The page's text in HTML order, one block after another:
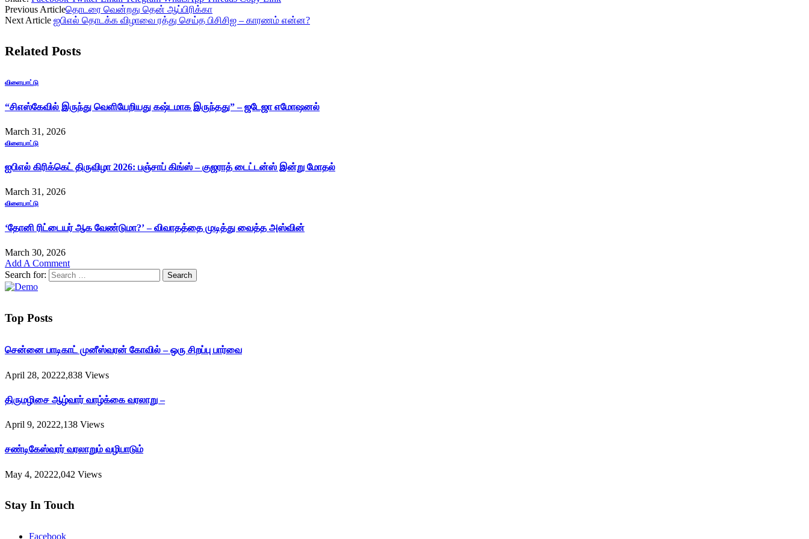
Previous Articleதொடரை வென்றது தென் ஆப்பிரிக்கா
Next Article ஐபிஎல் தொடக்க விழாவை ரத்து செய்த பிசிசிஐ – காரணம் என்ன?
Related Posts
விளையாட்டு
“சிஎஸ்கேவில் இருந்து வெளியேறியது கஷ்டமாக இருந்தது” – ஜடேஜா எமோஷனல்
March 31, 2026
விளையாட்டு
ஐபிஎல் கிரிக்கெட் திருவிழா 2026: பஞ்சாப் கிங்ஸ் – குஜராத் டைட்டன்ஸ் இன்று மோதல்
March 31, 2026
விளையாட்டு
‘தோனி ரிட்டையர் ஆக வேண்டுமா?’ – விவாதத்தை முடித்து வைத்த அஸ்வின்
March 30, 2026
Add A Comment
Search for:
Top Posts
சென்னை பாடிகாட் முனீஸ்வரன் கோவில் – ஒரு சிறப்பு பார்வை
April 28, 20222,838 Views
திருமழிசை ஆழ்வார் வாழ்க்கை வரலாறு –
April 9, 20222,138 Views
சண்டிகேஸ்வரர் வரலாறும் வழிபாடும்
May 4, 20222,042 Views
Stay In Touch
Facebook